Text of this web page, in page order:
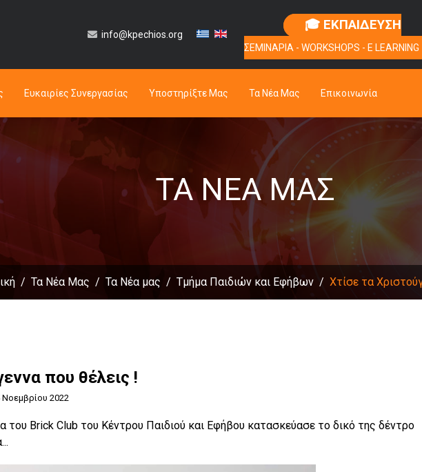
info@kpechios.org
🎓 ΕΚΠΑΙΔΕΥΣΗ
ΣΕΜΙΝΑΡΙΑ - WORKSHOPS - E LEARNING
Ευκαιρίες Συνεργασίας Υποστηρίξτε Μας Τα Νέα Μας Επικοινωνία
ΤΑ ΝΈΑ ΜΑΣ
Τα Νέα Μας Τα Νέα μας Τμήμα Παιδιών και Εφήβων Χτίσε τα
που θέλεις !
Νοεμβρίου 2022
του Brick Club του Κέντρου Παιδιού και Εφήβου κατασκεύασε το δικό της δέντρο